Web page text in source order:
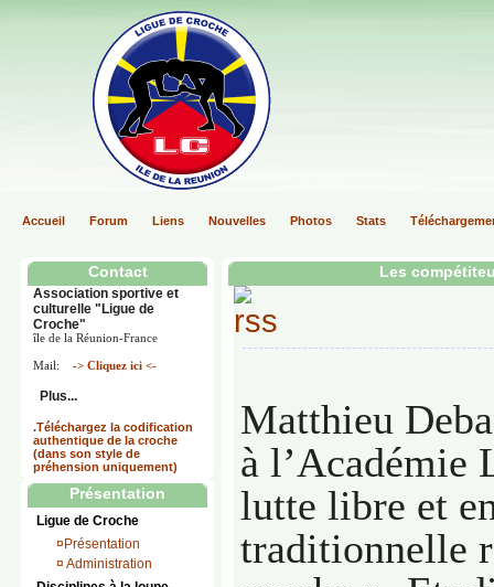
Accueil Forum Liens Nouvelles Photos Stats
Contact
Association sportive et
culturelle "Ligue de
Croche"
île de la Réunion-France
Mail: -> Cliquez ici <-
Plus...
.Téléchargez la codification
authentique de la croche
(dans son style de
préhension uniquement)
Présentation
Ligue de Croche
¤ Présentation
¤ Administration
Les
Matthieu
à l’Académie
lutte libre et
traditionnelle